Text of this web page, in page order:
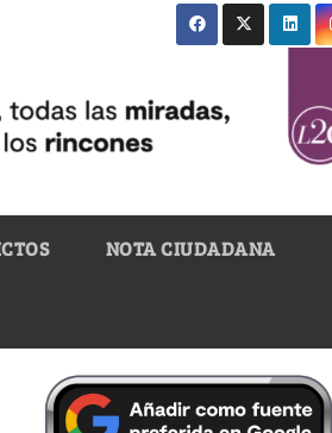
NOTA CIUDADANA